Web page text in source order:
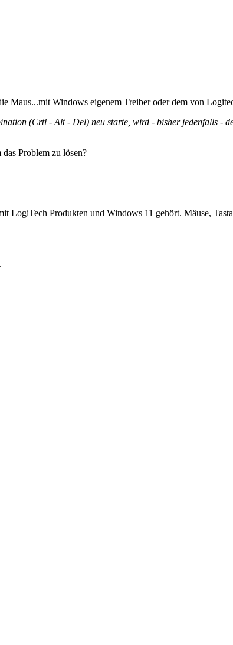
Maus...mit Windows eigenem Treiber oder dem von
(Crtl - Alt - Del) neu starte, wird - bisher jedenfalls -
Problem zu lösen?
LogiTech Produkten und Windows 11 gehört. Mäuse,